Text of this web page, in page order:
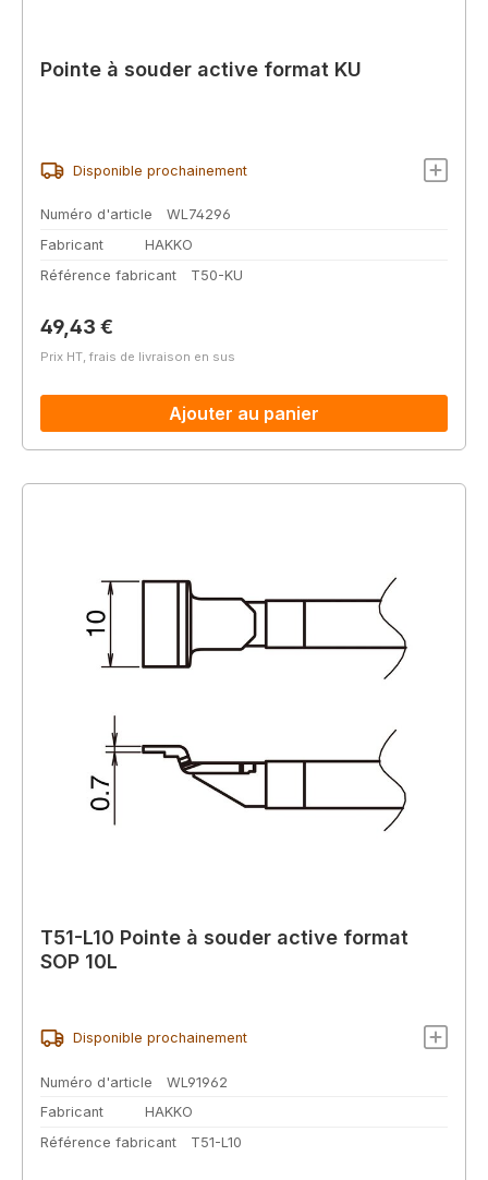
Pointe à souder active format KU
Disponible prochainement
Numéro d'article
WL74296
Fabricant
HAKKO
Référence fabricant
T50-KU
Prix régulier :
49,43 €
Prix HT, frais de livraison en sus
Ajouter au panier
T51-L10 Pointe à souder active format
SOP 10L
Disponible prochainement
Numéro d'article
WL91962
Fabricant
HAKKO
Référence fabricant
T51-L10